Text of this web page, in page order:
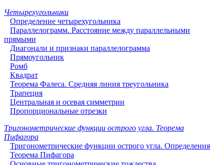
Четырехугольники
Определение четырехугольника
Параллелограмм. Расстояние между параллельными
прямыми
Диагонали и признаки параллелограмма
Прямоугольник
Ромб
Квадрат
Теорема Фалеса. Средняя линия треугольника
Трапеция
Центральная и осевая симметрии
Пропорциональные отрезки
Тригонометрические функции острого угла. Теорема
Пифагора
Тригонометрические функции острого угла. Определения
Теорема Пифагора